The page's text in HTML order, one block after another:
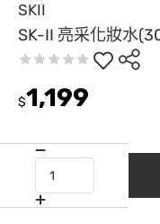
SKII
SK-II 亮采化妝水
$1,199